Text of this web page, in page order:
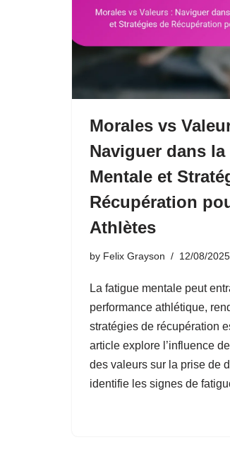
Morales vs
Naviguer dans
Mentale et
Récupération
Athlètes
by Felix Grayson 12/08/2025
La fatigue mentale peut
performance athlétique,
stratégies de récupération
article explore l’influence
des valeurs sur la prise de
identifie les signes de